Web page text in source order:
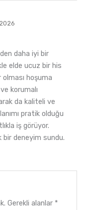
daha iyi bir
elde ucuz bir his
olması hoşuma
korumalı
da kaliteli ve
pratik olduğu
iş görüyor.
bir deneyim sundu.
Gerekli alanlar *